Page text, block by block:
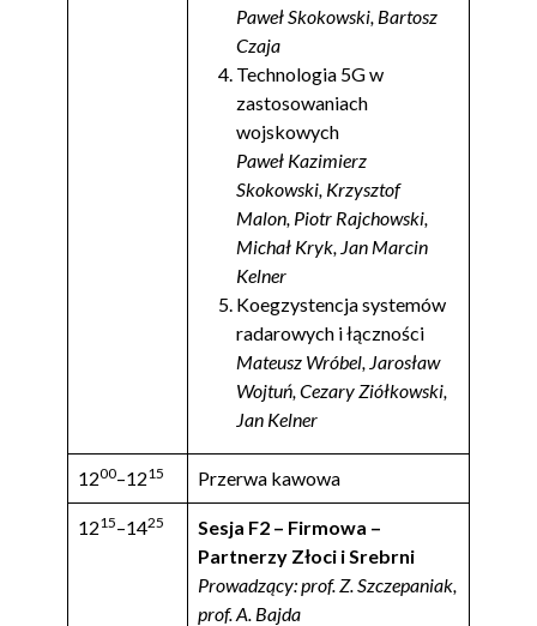
Paweł Skokowski, Bartosz
Czaja
Technologia 5G w
zastosowaniach
wojskowych
Paweł Kazimierz
Skokowski, Krzysztof
Malon, Piotr Rajchowski,
Michał Kryk, Jan Marcin
Kelner
Koegzystencja systemów
radarowych i łączności
Mateusz Wróbel, Jarosław
Wojtuń, Cezary Ziółkowski,
Jan Kelner
1200–1215 Przerwa kawowa
1215–1425
Sesja F2 – Firmowa –
Partnerzy Złoci i Srebrni
Prowadzący: prof. Z. Szczepaniak,
prof. A. Bajda